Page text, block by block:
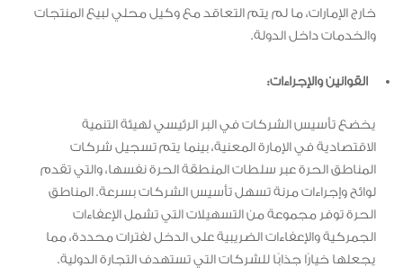
خارج الإمارات، ما لم يتم التعاقد مع وكيل محلي لبيع المنتجات
والخدمات داخل الدولة.
القوانين والإجراءات:
يخضع تأسيس الشركات في البر الرئيسي لهيئة التنمية
الاقتصادية في الإمارة المعنية، بينما يتم تسجيل شركات
المناطق الحرة عبر سلطات المنطقة الحرة نفسها، والتي تقدم
لوائح وإجراءات مرنة تسهل تأسيس الشركات بسرعة. المناطق
الحرة توفر مجموعة من التسهيلات التي تشمل الإعفاءات
الجمركية والإعفاءات الضريبية على الدخل لفترات محددة، مما
يجعلها خيارًا جذابًا للشركات التي تستهدف التجارة الدولية.